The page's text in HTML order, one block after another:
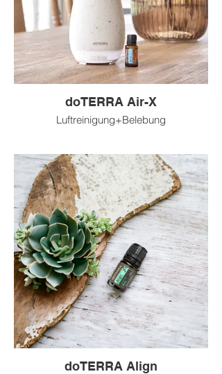
doTERRA Air-X
Luftreinigung+Belebung
doTERRA Align